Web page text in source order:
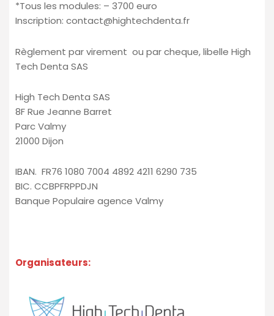
*Tous les modules: – 3700 euro
Inscription: contact@hightechdenta.fr
Règlement par virement ou par cheque, libelle High
Tech Denta SAS
High Tech Denta SAS
8F Rue Jeanne Barret
Parc Valmy
21000 Dijon
IBAN. FR76 1080 7004 4892 4211 6290 735
BIC. CCBPFRPPDJN
Banque Populaire agence Valmy
Organisateurs: